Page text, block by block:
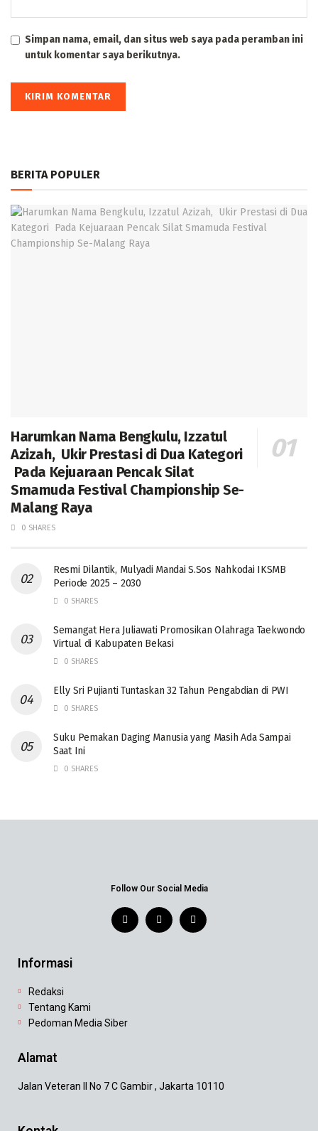
Simpan nama, email, dan situs web saya pada peramban ini
untuk komentar saya berikutnya.
BERITA POPULER
Harumkan Nama Bengkulu, Izzatul
Azizah, Ukir Prestasi di Dua Kategori
Pada Kejuaraan Pencak Silat
Smamuda Festival Championship Se-
Malang Raya
0 SHARES
Resmi Dilantik, Mulyadi Mandai S.Sos Nahkodai IKSMB
Periode 2025 – 2030
0 SHARES
Semangat Hera Juliawati Promosikan Olahraga Taekwondo
Virtual di Kabupaten Bekasi
0 SHARES
Elly Sri Pujianti Tuntaskan 32 Tahun Pengabdian di PWI
0 SHARES
‎Suku Pemakan Daging Manusia yang Masih Ada Sampai
Saat Ini
0 SHARES
Follow Our Social Media
Informasi
Redaksi
Tentang Kami
Pedoman Media Siber
Alamat
Jalan Veteran II No 7 C Gambir , Jakarta 10110